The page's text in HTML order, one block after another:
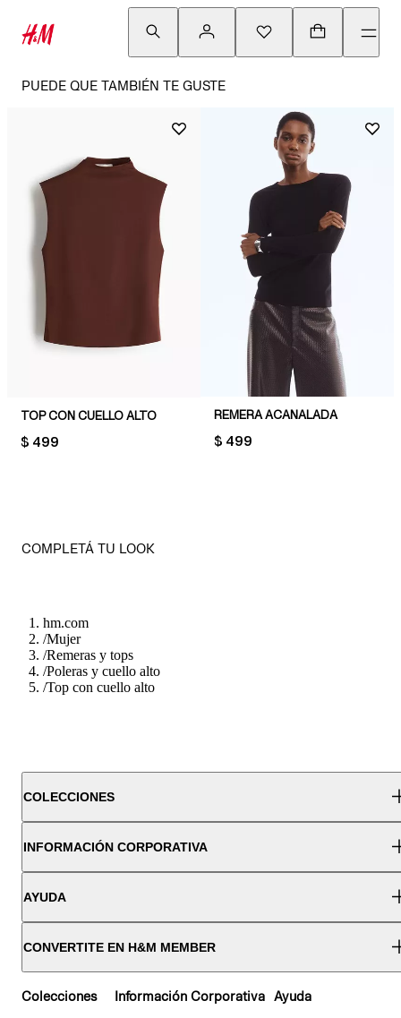
PUEDE QUE TAMBIÉN TE GUSTE
TOP CON CUELLO ALTO
PRICE:
$ 499
REMERA ACANALADA
PRICE:
$ 499
COMPLETÁ TU LOOK
hm.com
/Mujer
/Remeras y tops
/Poleras y cuello alto
/Top con cuello alto
COLECCIONES
INFORMACIÓN CORPORATIVA
AYUDA
CONVERTITE EN H&M MEMBER
Colecciones Información Corporativa Ayuda